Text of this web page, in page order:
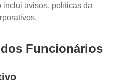
inclui avisos, políticas da
Funcionários